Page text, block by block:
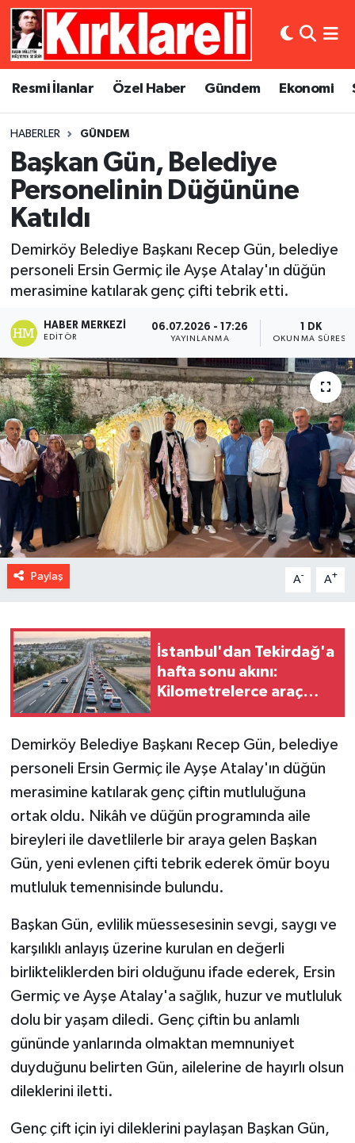
Resmi İlanlar Özel Haber Gündem Ekonomi
HABERLER GÜNDEM
Başkan Gün, Belediye
Personelinin Düğününe
Katıldı
Demirköy Belediye Başkanı Recep Gün, belediye
personeli Ersin Germiç ile Ayşe Atalay'ın düğün
merasimine katılarak genç çifti tebrik etti.
HABER MERKEZI
EDITÖR
06.07.2026 - 17:26
YAYINLANMA
1 DK
OKUNMA SÜRESI
Paylaş A- A+
İstanbul'dan Tekirdağ'a
hafta sonu akını:
Kilometrelerce araç
Demirköy Belediye Başkanı Recep Gün, belediye
personeli Ersin Germiç ile Ayşe Atalay'ın düğün
merasimine katılarak genç çiftin mutluluğuna
ortak oldu. Nikâh ve düğün programında aile
bireyleri ile davetlilerle bir araya gelen Başkan
Gün, yeni evlenen çifti tebrik ederek ömür boyu
mutluluk temennisinde bulundu.
Başkan Gün, evlilik müessesesinin sevgi, saygı ve
karşılıklı anlayış üzerine kurulan en değerli
birlikteliklerden biri olduğunu ifade ederek, Ersin
Germiç ve Ayşe Atalay'a sağlık, huzur ve mutluluk
dolu bir yaşam diledi. Genç çiftin bu anlamlı
gününde yanlarında olmaktan memnuniyet
duyduğunu belirten Gün, ailelerine de hayırlı olsun
dileklerini iletti.
Genç çift için iyi dileklerini paylaşan Başkan Gün,
Resmi İlanlar
Gündem
Siyaset
Spor
Asayiş
Dünya
Kültür Sanat
Magazin
Sağlık
Künye
Gizlilik Sözleşmesi
Merkez Nöbetçi Eczaneler
Merkez Trafik Yoğunluk Haritası
Süper Lig Puan Durumu ve Fikstür
Tüm Manşetler
Son Dakika Haberleri